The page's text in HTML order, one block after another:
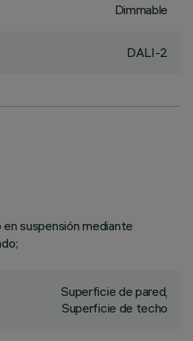
Dimmable
DALI-2
suspensión mediante
Superficie de pared,
Superficie de techo